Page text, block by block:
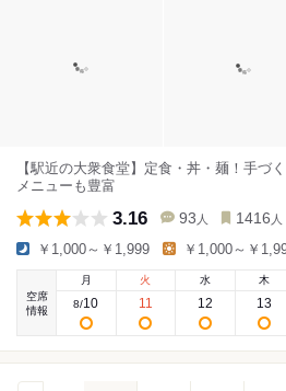
【駅近の大衆食堂】定食・丼・麺！手づ
メニューも豊富
3.16 93 人 1416 人
￥1,000～￥1,999 ￥1,000～￥
空席
情報
月
8/10
火
11
水
12
木
13